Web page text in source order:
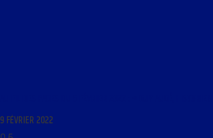
9 FÉVRIER 2022